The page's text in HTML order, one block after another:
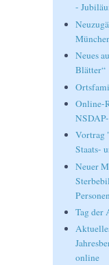
-
Neues
Blätter“
Online-
Vortrag
Staats-
Neuer
Tag der
online